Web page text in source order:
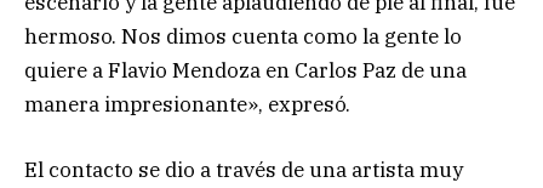
hermoso. Nos dimos cuenta como la gente lo
quiere a Flavio Mendoza en Carlos Paz de una
manera impresionante», expresó.
El contacto se dio a través de una artista muy